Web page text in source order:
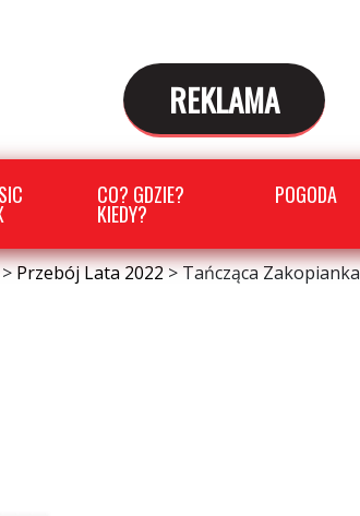
REKLAMA
CO? GDZIE?
KIEDY?
POGODA
Przebój Lata 2022>Tańcząca Zakopianka